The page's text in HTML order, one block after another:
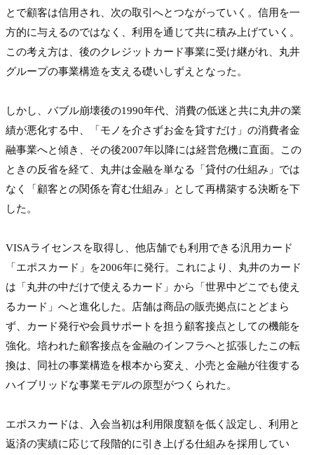
とで顧客は信用され、次の取引へとつながっていく。信用を一
方的に与えるのではなく、利用を通じて共に積み上げていく。
この考え方は、後のクレジットカード事業に受け継がれ、丸井
グループの事業構造を支える礎いしずえとなった。
しかし、バブル崩壊後の1990年代、消費の低迷と共に丸井の業
績が悪化する中、「モノを介さずお金を貸すだけ」の消費者金
融事業へと傾き、その後2007年以降には経営危機に直面。この
ときの反省を経て、丸井は金融を単なる「貸付の仕組み」では
なく「顧客との関係を育む仕組み」として再構築する決断を下
した。
VISAライセンスを取得し、他店舗でも利用できる汎用カード
「エポスカード」を2006年に発行。これにより、丸井のカード
は「丸井の中だけで使えるカード」から「世界中どこでも使え
るカード」へと進化した。店舗は商品の販売拠点にとどまら
ず、カード発行や会員サポートを担う顧客接点としての機能を
強化。培われた顧客接点を金融のインフラへと拡張したこの転
換は、同社の事業構造を根本から変え、小売と金融が往復する
ハイブリッドな事業モデルの原型がつくられた。
エポスカードは、入会当初は利用限度額を低く設定し、利用と
返済の実績に応じて段階的に引き上げる仕組みを採用してい